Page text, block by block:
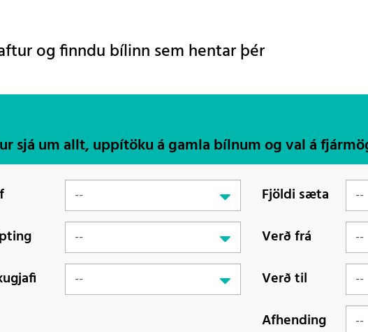
og finndu bílinn sem hentar þér
sjá um allt, uppítöku á gamla bílnum og val á
Fjöldi sæta
Verð frá
Verð til
Afhending